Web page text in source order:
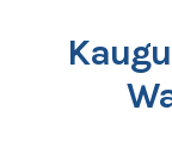
Springe